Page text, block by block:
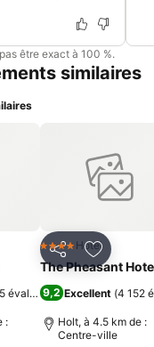
être exact à 100 %.
similaires
à mes favoris
évaluations)
:
PartagerAjouter
4 ÉtoilesHotel
The Pheasant
9,2 Excellent (4 152
Holt, à 4.5 km de :
Centre-ville